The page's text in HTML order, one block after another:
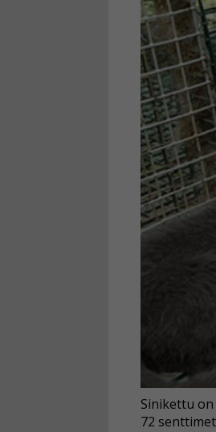
Sinikettu
72